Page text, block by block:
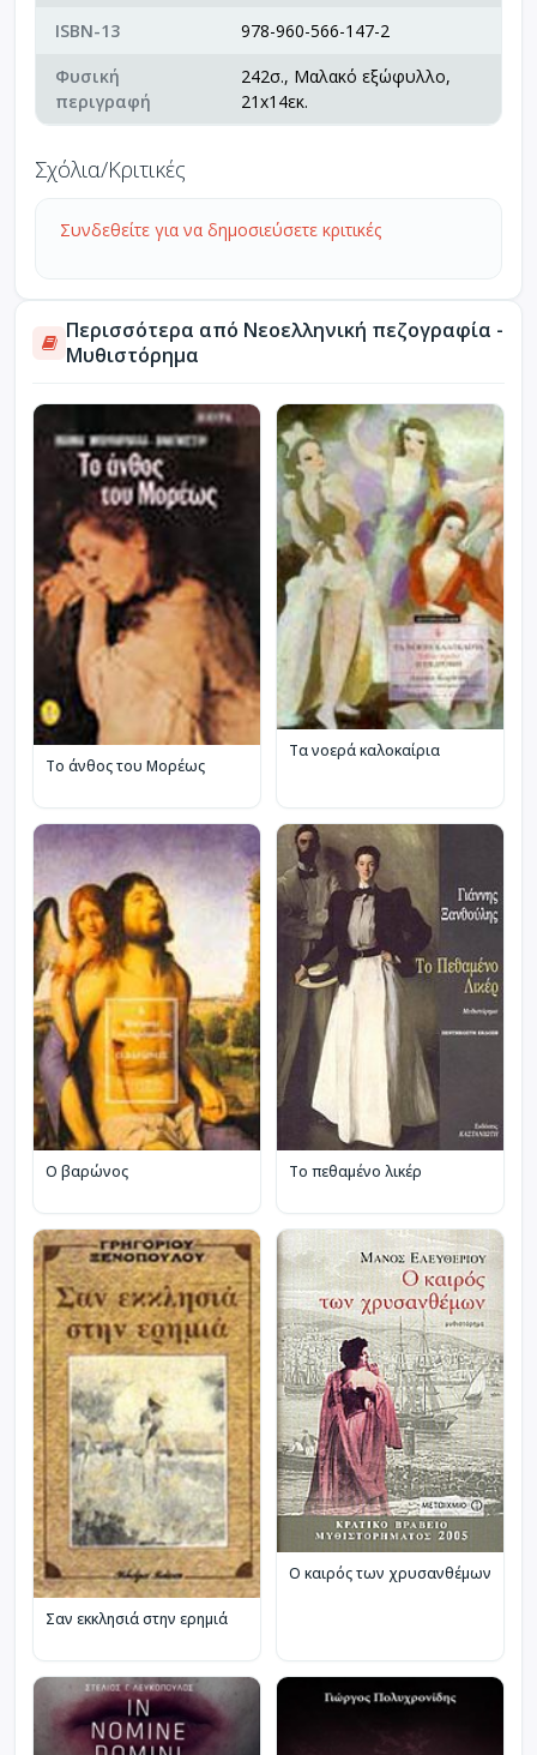
ISBN-13
978-960-566-147-2
Φυσική
περιγραφή
242σ., Μαλακό εξώφυλλο,
21x14εκ.
Σχόλια/Κριτικές
Συνδεθείτε για να δημοσιεύσετε κριτικές
Περισσότερα από Νεοελληνική πεζογραφία -
Μυθιστόρημα
Το άνθος του Μορέως
Τα νοερά καλοκαίρια
Ο βαρώνος Το πεθαμένο λικέρ
Σαν εκκλησιά στην ερημιά
Ο καιρός των χρυσανθέμων